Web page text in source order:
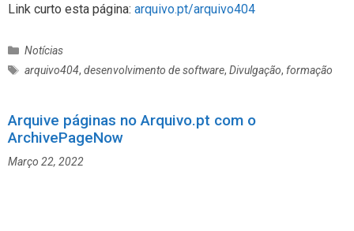
Link curto esta página: arquivo.pt/arquivo404
C
a
g
o
i
Notícias
E
q
u
t
arquivo404,desenvolvimento de software,Divulgação, formação
Arquive páginas no Arquivo.pt com o
ArchivePageNow
Março 22, 2022